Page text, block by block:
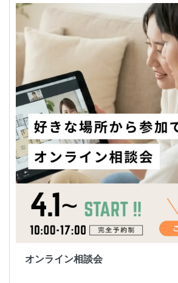
オンライン相談会